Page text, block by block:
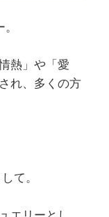
熱」や「愛
れ、多くの方
て。